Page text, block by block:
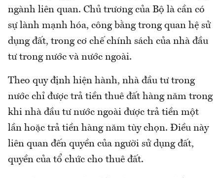
ngành liên quan. Chủ trương của Bộ là cần có
sự lành mạnh hóa, công bằng trong quan hệ sử
dụng đất, trong cơ chế chính sách của nhà đầu
tư trong nước và nước ngoài.
Theo quy định hiện hành, nhà đầu tư trong
nước chỉ được trả tiền thuê đất hàng năm trong
khi nhà đầu tư nước ngoài được trả tiền một
lần hoặc trả tiền hàng năm tùy chọn. Điều này
liên quan đến quyền của người sử dụng đất,
quyền của tổ chức cho thuê đất.